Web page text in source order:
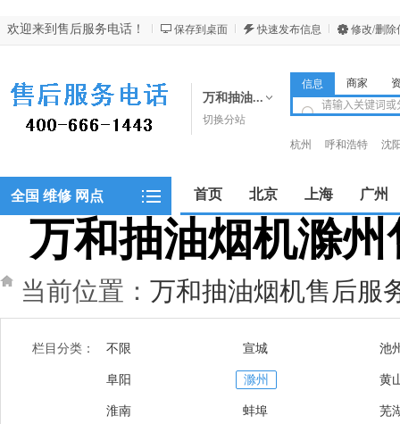
欢迎来到售后服务电话！ 保存到桌面 快速发布信息 修改/删除
万和抽油...
切换分站
信息 商家
杭州 呼和浩特
沈
全国 维修 网点 首页 北京 上海 广州
郑州
万和抽油烟机滁州
当前位置： 万和抽油烟机售后服
栏目分类： 不限 宣城 池
阜阳 滁州 黄
淮南 蚌埠 芜